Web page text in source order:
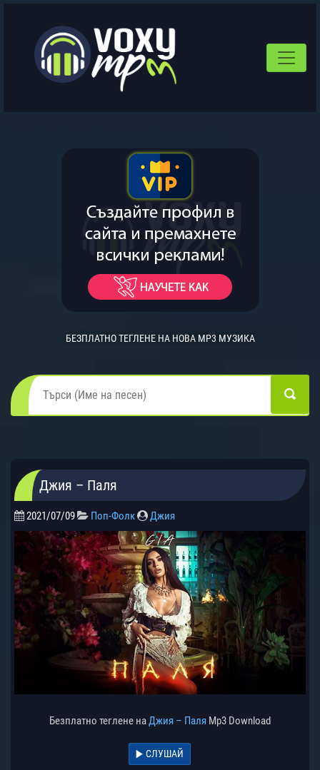
БЕЗПЛАТНО ТЕГЛЕНЕ НА НОВА MP3 МУЗИКА
Джия – Паля
2021/07/09 Поп-Фолк Джия
Безплатно теглене наДжия – Паля Mp3 Download
СЛУШАЙ